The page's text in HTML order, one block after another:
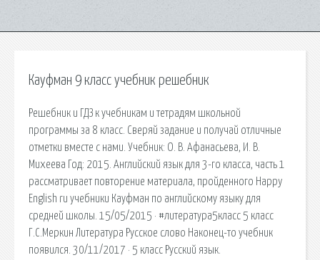
Кауфман 9 класс учебник решебник
Решебник и ГДЗ к учебникам и тетрадям школьной
программы за 8 класс. Сверяй задание и получай отличные
отметки вместе с нами. Учебник: О. В. Афанасьева, И. В.
Михеева Год: 2015. Английский язык для 3-го класса, часть 1
рассматривает повторение материала, пройденного Happy
English ru учебники Кауфман по английскому языку для
средней школы. 15/05/2015 · #литература5класс 5 класс
Г.С.Меркин Литература Русское слово Наконец-то учебник
появился. 30/11/2017 · 5 класс Русский язык.